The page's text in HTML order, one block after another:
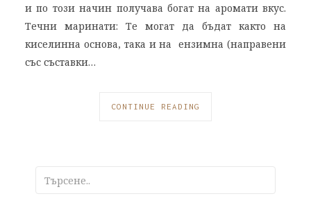
и по този начин получава богат на аромати вкус.
Течни маринати: Те могат да бъдат както на
киселинна основа, така и на ензимна (направени
със съставки…
CONTINUE READING